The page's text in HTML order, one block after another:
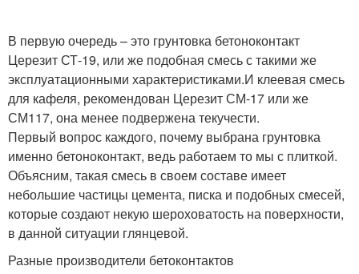
В первую очередь – это грунтовка бетоноконтакт
Церезит СТ-19, или же подобная смесь с такими же
эксплуатационными характеристиками.И клеевая смесь
для кафеля, рекомендован Церезит СМ-17 или же
СМ117, она менее подвержена текучести.
Первый вопрос каждого, почему выбрана грунтовка
именно бетоноконтакт, ведь работаем то мы с плиткой.
Объясним, такая смесь в своем составе имеет
небольшие частицы цемента, писка и подобных смесей,
которые создают некую шероховатость на поверхности,
в данной ситуации глянцевой.
Разные производители бетоконтактов